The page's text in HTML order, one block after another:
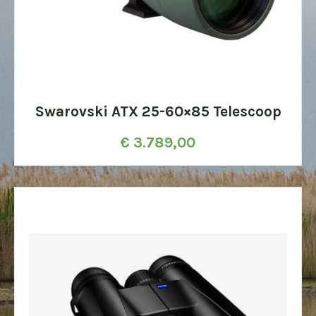
Swarovski ATX 25-60×85 Telescoop
€ 3.789,00